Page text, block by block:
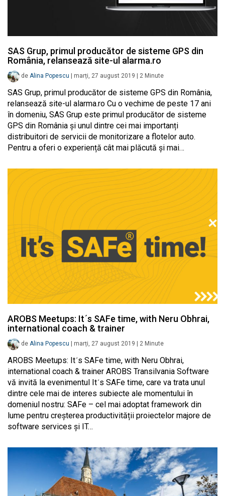
SAS Grup, primul producător de sisteme GPS din
România, relansează site-ul alarma.ro
de Alina Popescu marți, 27 august 2019 2 Minute
SAS Grup, primul producător de sisteme GPS din România,
relansează site-ul alarma.ro Cu o vechime de peste 17 ani
în domeniu, SAS Grup este primul producător de sisteme
GPS din România și unul dintre cei mai importanți
distribuitori de servicii de monitorizare a flotelor auto.
Pentru a oferi o experiență cât mai plăcută și mai…
AROBS Meetups: Itʹs SAFe time, with Neru Obhrai,
international coach & trainer
de Alina Popescu marți, 27 august 2019 2 Minute
AROBS Meetups: Itʹs SAFe time, with Neru Obhrai,
international coach & trainer AROBS Transilvania Software
vă invită la evenimentul Itʹs SAFe time, care va trata unul
dintre cele mai de interes subiecte ale momentului în
domeniul nostru: SAFe – cel mai adoptat framework din
lume pentru creșterea productivității proiectelor majore de
software services și IT…